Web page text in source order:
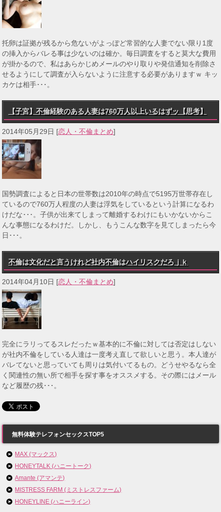
托卵は証拠が残るから危ないがよっぽど常習的な人妻でない限り1度
の挿入からバレる事は少ないのは確か。毎日調査をすると莫大な費用
が掛かるので、私はあらかじめメールのやり取りや発信通知を削除さ
せるようにして調査が入らないように注意する必要がありますｗ キッ
カケは相手･･･。
【子宮】不倫経験のある人妻は760万人以上いるはずッ【思考】
2014年05月29日 [恋人・不倫まとめ]
国勢調査によると日本の世帯数は2010年の時点で5195万世帯存在し
ているので760万人程度の人妻は浮気をしているという計算になるわ
けだな･･･。子供が出来てしまって離婚するわけにもいかないからこ
んな事態になるわけだ。しかし、もうこんな数字を見てしまったら今
日･･･。
不倫は文化だと言うけれど社内不倫はハイリスクだろｊｋ
2014年04月10日 [恋人・不倫まとめ]
完全にラリってるスレだったｗ基本的に不倫に対しては否定はしない
が社内不倫をしている人達は一度考え直して欲しいと思う。本人達が
バレてないと思っていても周りは気付いてるもの。どうせやるなら全
く関連性の無い所で相手を探す事をオススメする。その際にはメール
など履歴の残･･･。
無料体験テレフォンセックスTOP5
MAX (マックス)
HONEYTALK (ハニートーク)
Amante (アマンテ)
MISTRESS FARM (ミストレスファーム)
HONEYLINE (ハニーライン)